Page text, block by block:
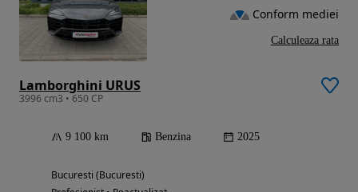
Lamborghini URUS
3996 cm3 • 650 CP
9 100 km Benzina 2025
Bucuresti (Bucuresti)
Conform mediei
Calculeaza rata